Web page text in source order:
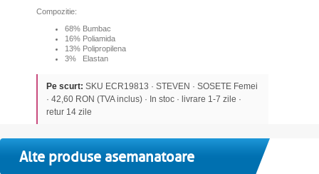
Compozitie:
68% Bumbac
16% Poliamida
13% Polipropilena
3% Elastan
Pe scurt: SKU ECR19813 · STEVEN · SOSETE Femei
· 42,60 RON (TVA inclus) · In stoc · livrare 1-7 zile ·
retur 14 zile
Alte produse asemanatoare